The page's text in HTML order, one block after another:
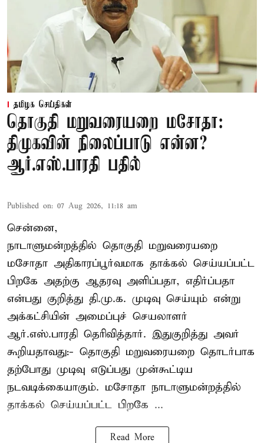
தமிழக செய்திகள்
தொகுதி மறுவரையறை மசோதா:
திமுகவின் நிலைப்பாடு என்ன?
ஆர்.எஸ்.பாரதி பதில்
Published on: 07 Aug 2026, 11:18 am
சென்னை,
நாடாளுமன்றத்தில் தொகுதி மறுவரையறை
மசோதா அதிகாரப்பூர்வமாக தாக்கல் செய்யப்பட்ட
பிறகே அதற்கு ஆதரவு அளிப்பதா, எதிர்ப்பதா
என்பது குறித்து தி.மு.க. முடிவு செய்யும் என்று
அக்கட்சியின் அமைப்புச் செயலாளர்
ஆர்.எஸ்.பாரதி தெரிவித்தார். இதுகுறித்து அவர்
கூறியதாவது:- தொகுதி மறுவரையறை தொடர்பாக
தற்போது முடிவு எடுப்பது முன்கூட்டிய
நடவடிக்கையாகும். மசோதா நாடாளுமன்றத்தில்
தாக்கல் செய்யப்பட்ட பிறகே ...
Read More